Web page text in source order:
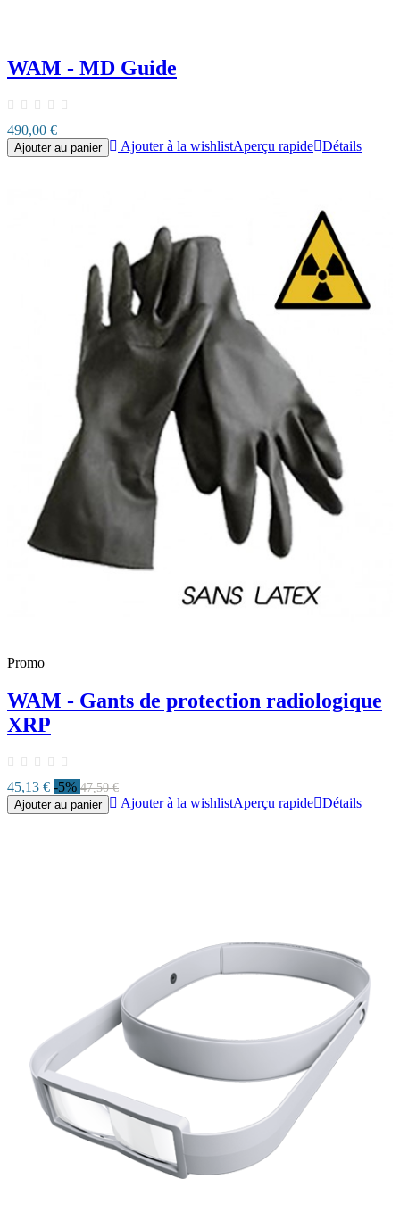
WAM - MD Guide
490,00 €
Ajouter au panier Ajouter à la wishlistAperçu rapide Détails
Promo
WAM - Gants de protection radiologique
XRP
45,13 € -5% 47,50 €
Ajouter au panier
Ajouter à la wishlistAperçu rapide Détails